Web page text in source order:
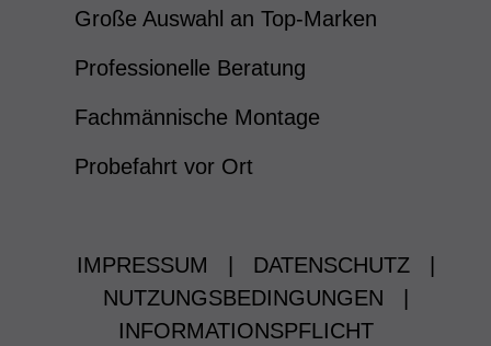
Große Auswahl an Top-Marken
Professionelle Beratung
Fachmännische Montage
Probefahrt vor Ort
IMPRESSUM DATENSCHUTZ
NUTZUNGSBEDINGUNGEN
INFORMATIONSPFLICHT